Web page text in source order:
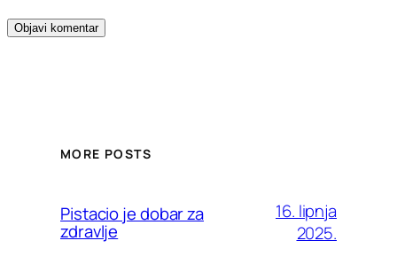
MORE POSTS
Pistacio je dobar za
zdravlje
16. lipnja
2025.